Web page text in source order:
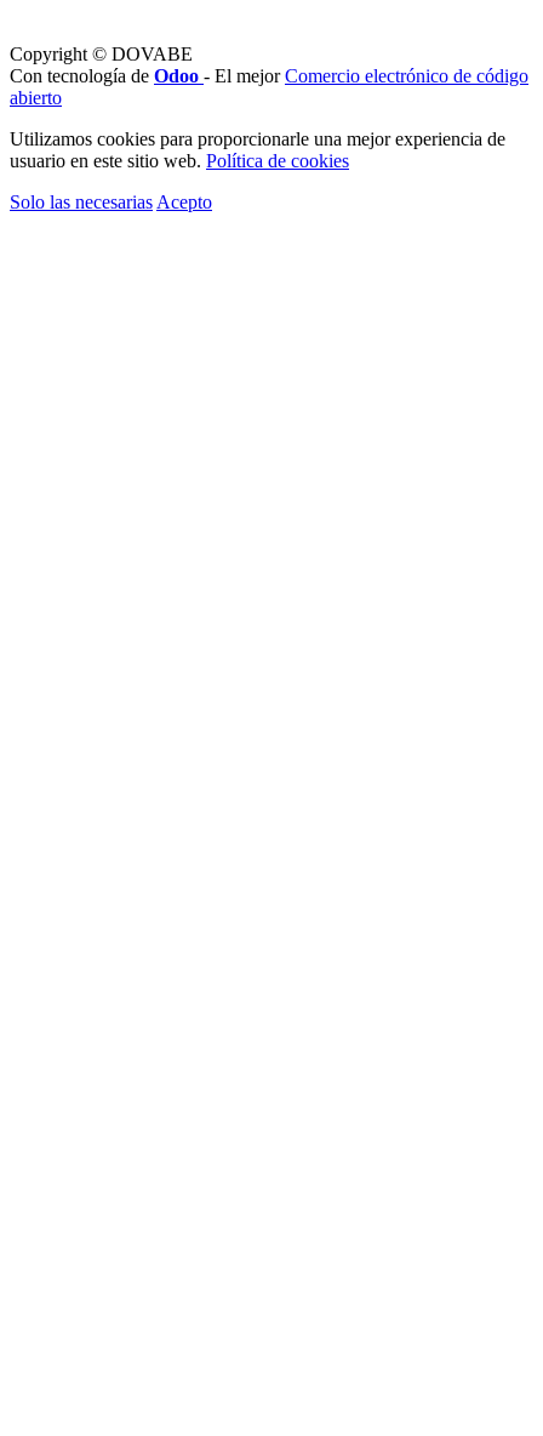
Copyright © DOVABE
Con tecnología de Odoo - El mejorComercio electrónico de código
abierto
Utilizamos cookies para proporcionarle una mejor experiencia de
usuario en este sitio web. Política de cookies
Solo las necesarias Acepto